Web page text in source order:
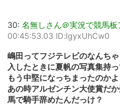
30: 名無しさん＠実況で競馬板
00:45:53.03 ID:lgyxUhCw0
嶋田ってフジテレビのなんち
入したときに夏帆の写真集持
もう中堅になっちまったのかよ
あの時アルゼンチン大使賞だ
馬で騎手辞めたんだっけ？